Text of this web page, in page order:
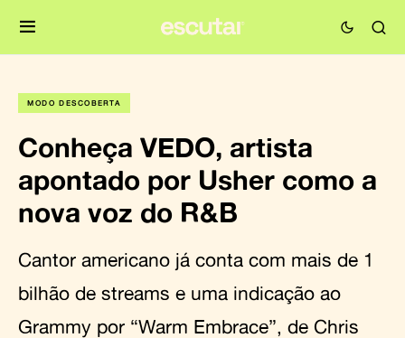
MODO DESCOBERTA
Conheça VEDO, artista
apontado por Usher como a
nova voz do R&B
Cantor americano já conta com mais de 1
bilhão de streams e uma indicação ao
Grammy por “Warm Embrace”, de Chris